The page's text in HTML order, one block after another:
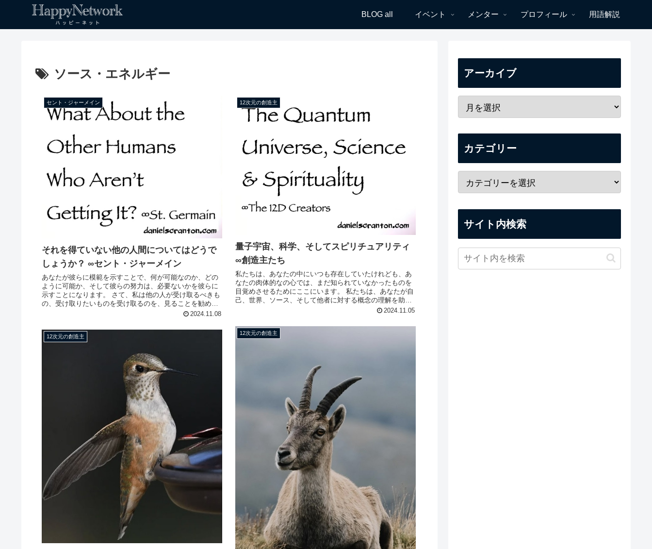
BLOG all イベント メンター プロフィール 用語解説
ソース・エネルギー
セント・ジャーメイン
それを得ていない他の人間についてはどうで
しょうか？ ∞セント・ジャーメイン
あなたが彼らに模範を示すことで、何が可能なのか、どの
ように可能か、そして彼らの努力は、必要ないかを彼らに
示すことになります。 さて、私は他の人が受け取るべきも
の、受け取りたいものを受け取るのを、見ることを勧めま
2024.11.08
12次元の創造主
量子宇宙、科学、そしてスピリチュアリティ
∞創造主たち
私たちは、あなたの中にいつも存在していたけれども、あ
なたの肉体的なの心では、まだ知られていなかったものを
目覚めさせるためにここにいます。 私たちは、あなたが自
己、世界、ソース、そして他者に対する概念の理解を助け
2024.11.05
12次元の創造主
12次元の創造主
アーカイブ
カテゴリー
サイト内検索